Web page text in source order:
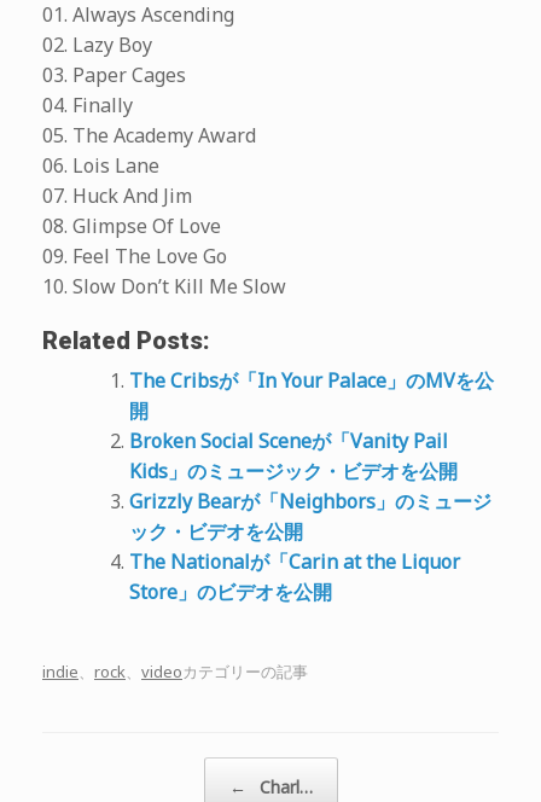
01. Always Ascending
02. Lazy Boy
03. Paper Cages
04. Finally
05. The Academy Award
06. Lois Lane
07. Huck And Jim
08. Glimpse Of Love
09. Feel The Love Go
10. Slow Don’t Kill Me Slow
Related Posts:
The Cribsが「In Your Palace」のMVを公
開
Broken Social Sceneが「Vanity Pail
Kids」のミュージック・ビデオを公開
Grizzly Bearが「Neighbors」のミュージ
ック・ビデオを公開
The Nationalが「Carin at the Liquor
Store」のビデオを公開
indie、 rock、 videoカテゴリーの記事
← Charl…